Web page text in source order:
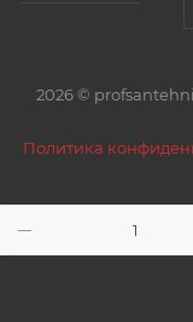
2026 ©
Политика